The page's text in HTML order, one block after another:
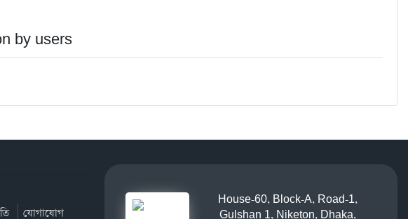
by users
যোগাযোগ
House-60, Block-A, Road-1,
Gulshan 1, Niketon, Dhaka,